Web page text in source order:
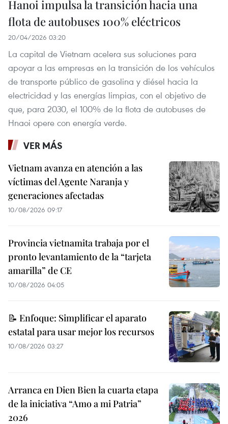
Hanoi impulsa la transición hacia una
flota de autobuses 100% eléctricos
20/04/2026 03:20
La capital de Vietnam acelera sus soluciones para
apoyar a las empresas en la transición de los vehículos
de transporte público de gasolina y diésel hacia la
electricidad y las energías limpias, con el objetivo de
que, para 2030, el 100% de la flota de autobuses de
Hnaoi opere con energía verde.
VER MÁS
Vietnam avanza en atención a las
víctimas del Agente Naranja y
generaciones afectadas
10/08/2026 09:17
Provincia vietnamita trabaja por el
pronto levantamiento de la “tarjeta
amarilla” de CE
10/08/2026 04:05
📝 Enfoque: Simplificar el aparato
estatal para usar mejor los recursos
10/08/2026 03:27
Arranca en Dien Bien la cuarta etapa
de la iniciativa “Amo a mi Patria”
2026